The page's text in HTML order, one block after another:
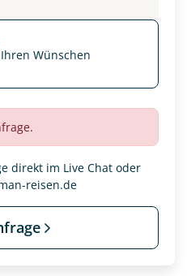
Wünschen
direkt im Live Chat oder
reisen.de